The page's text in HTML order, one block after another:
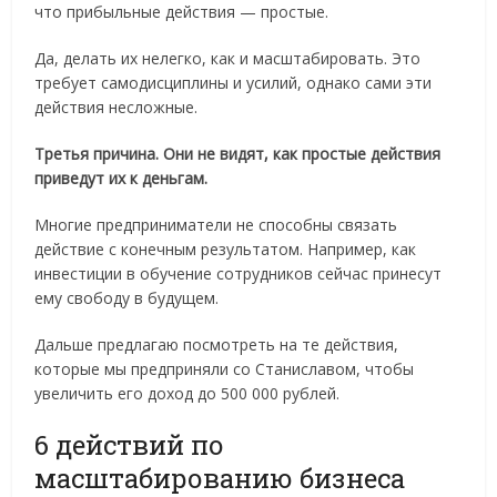
что прибыльные действия — простые.
Да, делать их нелегко, как и масштабировать. Это
требует самодисциплины и усилий, однако сами эти
действия несложные.
Третья причина. Они не видят, как простые действия
приведут их к деньгам.
Многие предприниматели не способны связать
действие с конечным результатом. Например, как
инвестиции в обучение сотрудников сейчас принесут
ему свободу в будущем.
Дальше предлагаю посмотреть на те действия,
которые мы предприняли со Станиславом, чтобы
увеличить его доход до 500 000 рублей.
6 действий по
масштабированию бизнеса